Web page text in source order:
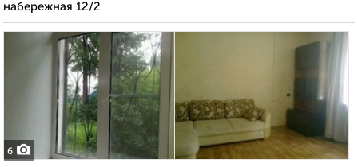
набережная 12/2
6